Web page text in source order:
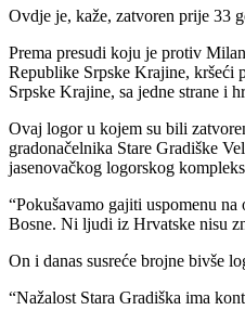
Ovdje je, kaže, zatvoren prije 33
Prema presudi koju je protiv
Republike Srpske Krajine, kršeći
Srpske Krajine, sa jedne strane i
Ovaj logor u kojem su bili
gradonačelnika Stare Gradiške
jasenovačkog logorskog
“Pokušavamo gajiti uspomenu
Bosne. Ni ljudi iz Hrvatske nisu
On i danas susreće brojne bivše
“Nažalost Stara Gradiška ima